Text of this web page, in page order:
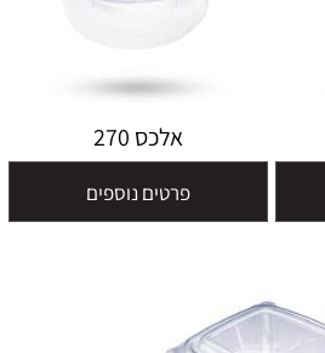
אלכס 270
פרטים נוספים